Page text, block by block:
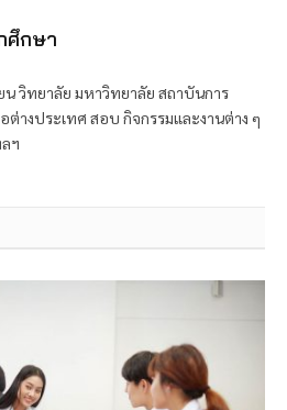
ศึกษา
ยน วิทยาลัย มหาวิทยาลัย สถาบันการ
างประเทศ สอบ กิจกรรมและงานต่าง ๆ
ฯ